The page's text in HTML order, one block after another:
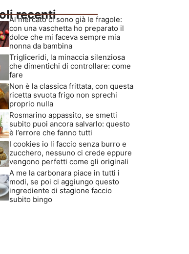
recenti
Al mercato ci sono già le fragole:
con una vaschetta ho preparato il
dolce che mi faceva sempre mia
nonna da bambina
Trigliceridi, la minaccia silenziosa
che dimentichi di controllare: come
fare
Non è la classica frittata, con questa
ricetta svuota frigo non sprechi
proprio nulla
Rosmarino appassito, se smetti
subito puoi ancora salvarlo: questo
è l’errore che fanno tutti
I cookies io li faccio senza burro e
zucchero, nessuno ci crede eppure
vengono perfetti come gli originali
A me la carbonara piace in tutti i
modi, se poi ci aggiungo questo
ingrediente di stagione faccio
subito bingo